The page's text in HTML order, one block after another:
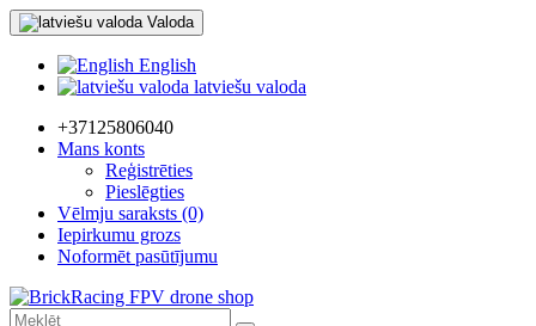
Valoda
English
latviešu valoda
+37125806040
Mans konts
Reģistrēties
Pieslēgties
Vēlmju saraksts (0)
Iepirkumu grozs
Noformēt pasūtījumu